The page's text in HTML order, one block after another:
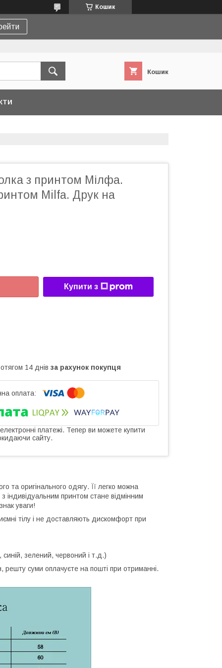
Кошик
Кошик
з принтом Мілфа.
Milfa. Друк на
Купити з
14 днів за рахунок покупця
платежі. Тепер ви можете купити
сайту.
та оригінального одягу. Її легко можна
принтом стане відмінним
уваги!
тілу і не доставляють дискомфорт при
синій, зелений, червоний і т.д.)
суми оплачуєте на пошті при отриманні.